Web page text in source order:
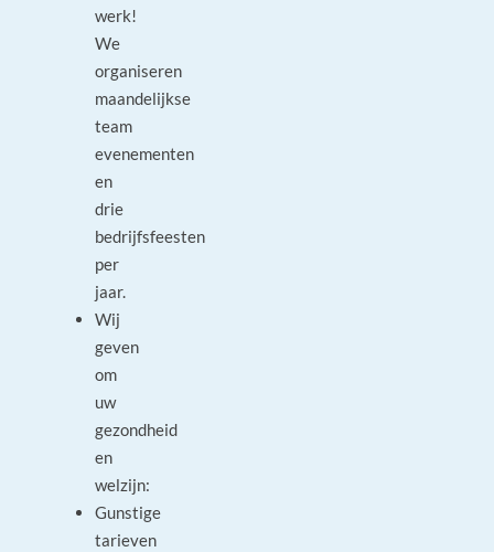
werk!
We
organiseren
maandelijkse
team
evenementen
en
drie
bedrijfsfeesten
per
jaar.
Wij
geven
om
uw
gezondheid
en
welzijn:
Gunstige
tarieven